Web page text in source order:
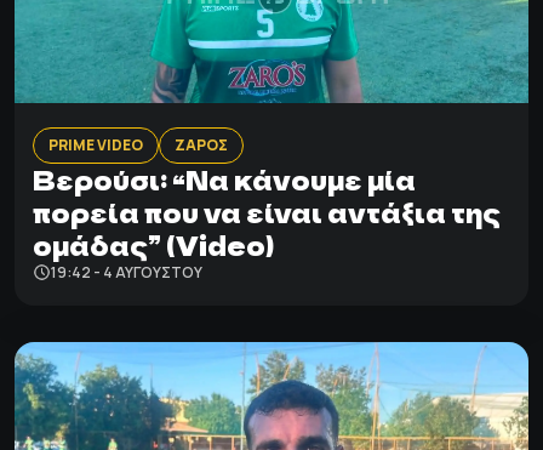
PRIME VIDEO ΖΑΡΟΣ
Βερούσι: “Να κάνουμε μία
πορεία που να είναι αντάξια της
ομάδας” (Video)
19:42 - 4 ΑΥΓΟΎΣΤΟΥ